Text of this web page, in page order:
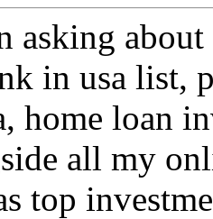
asking
in usa list,
home loan
all my
top